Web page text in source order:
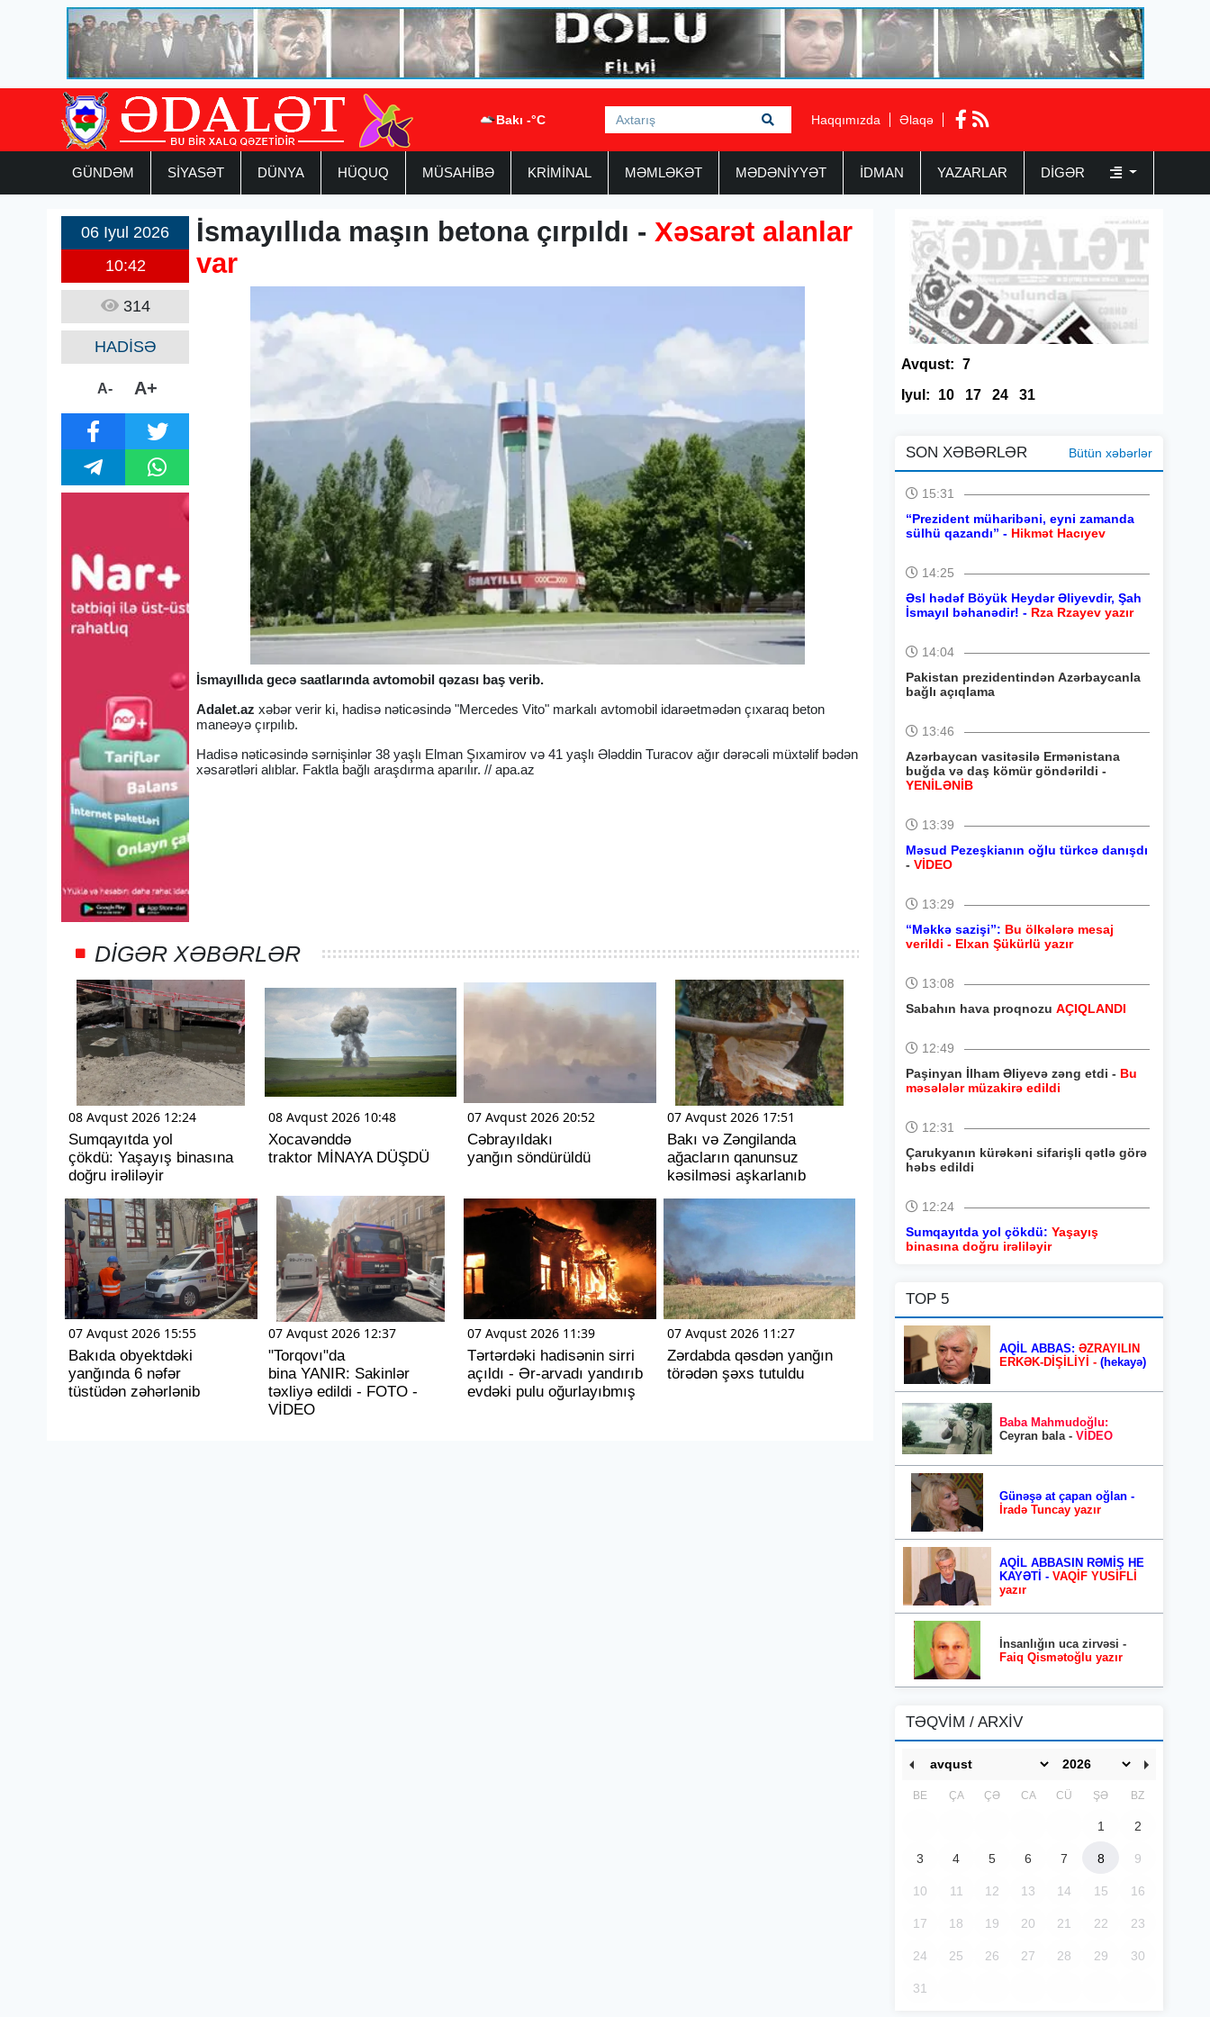
Bakı -°C Haqqımızda Əlaqə
GÜNDƏM SİYASƏT DÜNYA HÜQUQ MÜSAHİBƏ KRİMİNAL MƏMLƏKƏT MƏDƏNİYYƏT İDMAN YAZARLAR DIGƏR
06 Iyul 2026
10:42
314
HADİSƏ
A- A+
İsmayıllıda maşın betona çırpıldı -Xəsarət alanlar
var
İsmayıllıda gecə saatlarında avtomobil qəzası baş verib.
Adalet.az xəbər verir ki, hadisə nəticəsində "Mercedes Vito" markalı avtomobil idarəetmədən çıxaraq beton
maneəyə çırpılıb.
Hadisə nəticəsində sərnişinlər 38 yaşlı Elman Şıxamirov və 41 yaşlı Ələddin Turacov ağır dərəcəli müxtəlif bədən
xəsarətləri alıblar. Faktla bağlı araşdırma aparılır. // apa.az
DIGƏR XƏBƏRLƏR
08 Avqust 2026 12:24
Sumqayıtda yol
çökdü: Yaşayış binasına
doğru irəliləyir
08 Avqust 2026 10:48
Xocavənddə
traktor MİNAYA DÜŞDÜ
07 Avqust 2026 20:52
Cəbrayıldakı
yanğın söndürüldü
07 Avqust 2026 17:51
Bakı və Zəngilanda
ağacların qanunsuz
kəsilməsi aşkarlanıb
07 Avqust 2026 15:55
Bakıda obyektdəki
yanğında 6 nəfər
tüstüdən zəhərlənib
07 Avqust 2026 12:37
"Torqovı"da
bina YANIR: Sakinlər
təxliyə edildi - FOTO -
VİDEO
07 Avqust 2026 11:39
Tərtərdəki hadisənin sirri
açıldı - Ər-arvadı yandırıb
evdəki pulu oğurlayıbmış
07 Avqust 2026 11:27
Zərdabda qəsdən yanğın
törədən şəxs tutuldu
Avqust: 7
Iyul:
10 17 24 31
SON XƏBƏRLƏR Bütün xəbərlər
15:31
“Prezident müharibəni, eyni zamanda
sülhü qazandı” - Hikmət Hacıyev
14:25
Əsl hədəf Böyük Heydər Əliyevdir, Şah
İsmayıl bəhanədir! - Rza Rzayev yazır
14:04
Pakistan prezidentindən Azərbaycanla
bağlı açıqlama
13:46
Azərbaycan vasitəsilə Ermənistana
buğda və daş kömür göndərildi -
YENİLƏNİB
13:39
Məsud Pezeşkianın oğlu türkcə danışdı
- VİDEO
13:29
“Məkkə sazişi”: Bu ölkələrə mesaj
verildi - Elxan Şükürlü yazır
13:08
Sabahın hava proqnozu AÇIQLANDI
12:49
Paşinyan İlham Əliyevə zəng etdi - Bu
məsələlər müzakirə edildi
12:31
Çarukyanın kürəkəni sifarişli qətlə görə
həbs edildi
12:24
Sumqayıtda yol çökdü: Yaşayış
binasına doğru irəliləyir
TOP 5
AQİL ABBAS: ƏZRAYILIN
ERKƏK-DİŞİLİYİ - (hekayə)
Baba Mahmudoğlu:
Ceyran bala - VİDEO
Günəşə at çapan oğlan -
İradə Tuncay yazır
AQİL ABBASIN RƏMİŞ HE
KAYƏTİ - VAQİF YUSİFLİ
yazır
İnsanlığın uca zirvəsi -
Faiq Qismətoğlu yazır
TƏQVİM / ARXİV
BE ÇA ÇƏ CA CÜ ŞƏ BZ
1 2
3 4 5 6 7 8 9
10 11 12 13 14 15 16
17 18 19 20 21 22 23
24 25 26 27 28 29 30
31